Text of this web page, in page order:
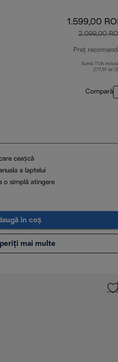
1.599,00
2.099,00
Preț
Sumă TVA
277,51 lei
Compară
ceașcă
a laptelui
o simplă atingere
în coș
mai multe